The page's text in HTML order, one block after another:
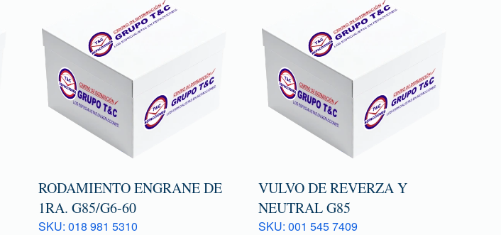
RODAMIENTO ENGRANE DE
1RA. G85/G6-60
SKU: 018 981 5310
VULVO DE REVERZA Y
NEUTRAL G85
SKU: 001 545 7409